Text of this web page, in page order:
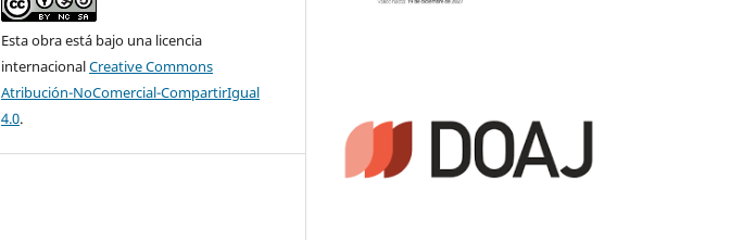
Esta obra está bajo una licencia
internacionalCreative Commons
Atribución-NoComercial-CompartirIgual
4.0.